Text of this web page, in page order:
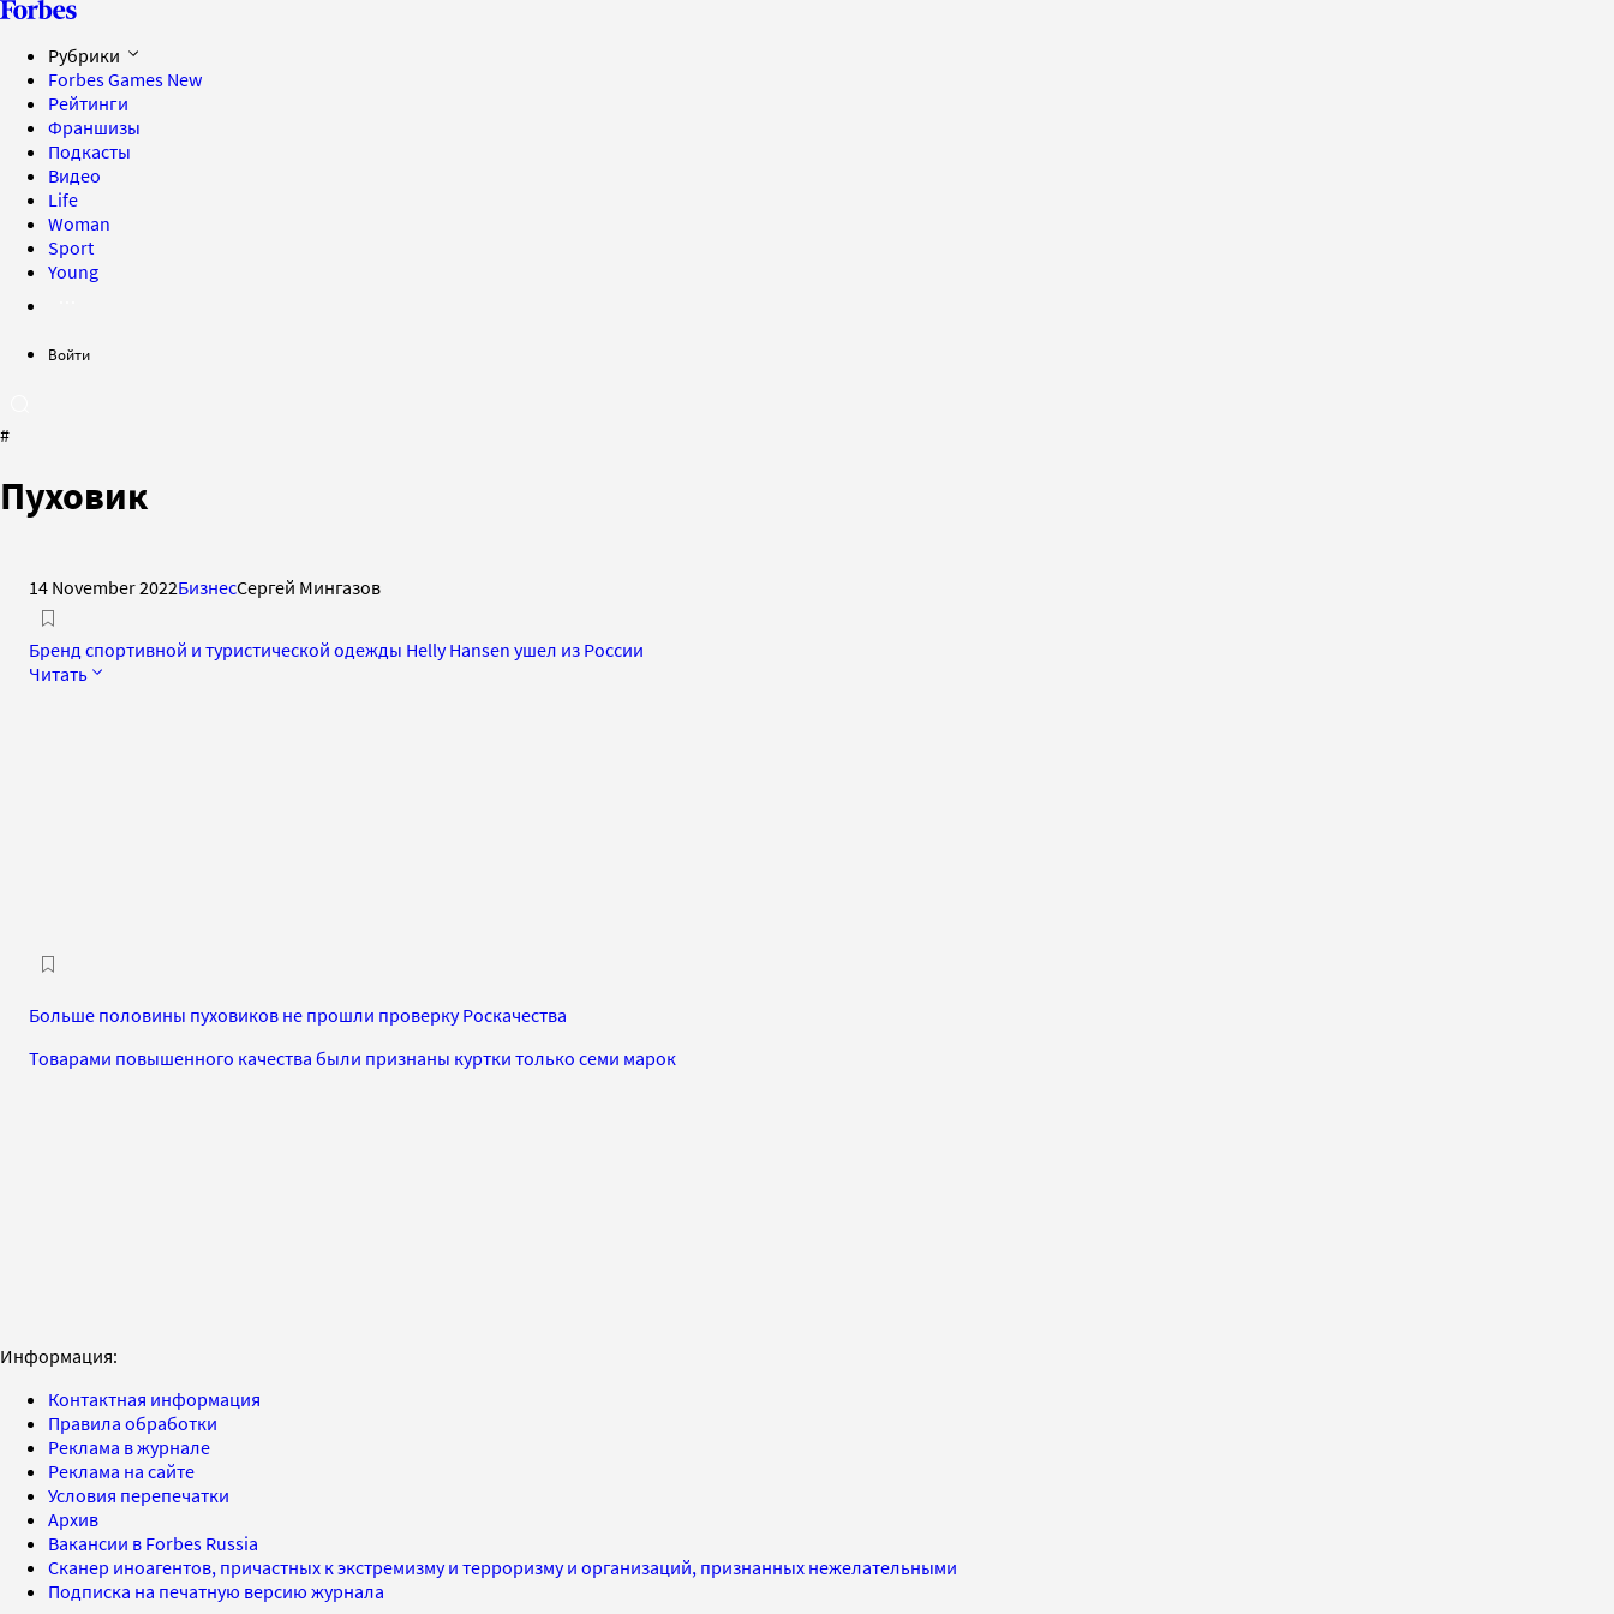
Рубрики
Forbes Games New
Рейтинги
Франшизы
Подкасты
Видео
Life
Woman
Sport
Young
Войти
#
Пуховик
14 November 2022БизнесСергей Мингазов
Бренд спортивной и туристической одежды Helly Hansen ушел из России
Читать
Больше половины пуховиков не прошли проверку Роскачества
Товарами повышенного качества были признаны куртки только семи марок
Информация:
Контактная информация
Правила обработки
Реклама в журнале
Реклама на сайте
Условия перепечатки
Архив
Вакансии в Forbes Russia
Сканер иноагентов, причастных к экстремизму и терроризму и организаций, признанных нежелательными
Подписка на печатную версию журнала